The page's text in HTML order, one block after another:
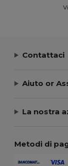
Contattaci
Aiuto or
La nostra
Metodi di